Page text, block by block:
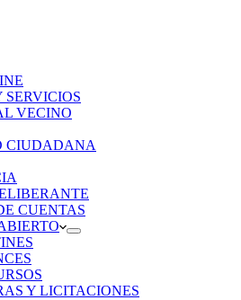
SERVICIOS
VECINO
CIUDADANA
CUENTAS
Y LICITACIONES